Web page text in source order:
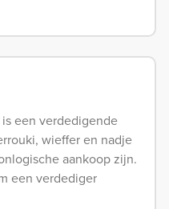
een verdedigende
wieffer en nadje
aankoop zijn.
een verdediger